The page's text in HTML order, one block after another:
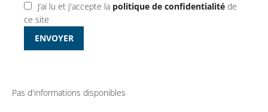
J’ai lu et j'accepte la politique de confidentialité de
ce site
ENVOYER
Pas d'informations disponibles